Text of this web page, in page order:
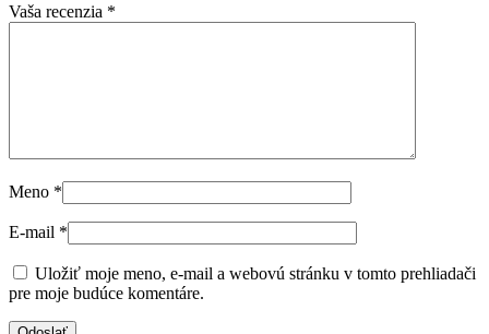
Vaša recenzia *
Meno *
E-mail *
Uložiť moje meno, e-mail a webovú stránku v tomto prehliadači
pre moje budúce komentáre.